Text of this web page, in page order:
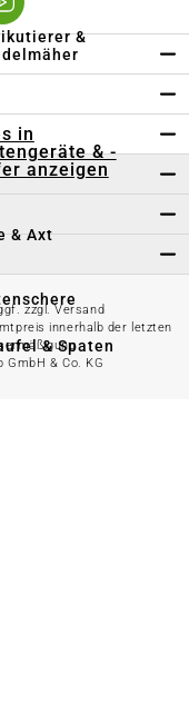
&
in
& -
anzeigen
& Axt
& Spaten
zzgl. Versand
innerhalb der letzten
& Co. KG